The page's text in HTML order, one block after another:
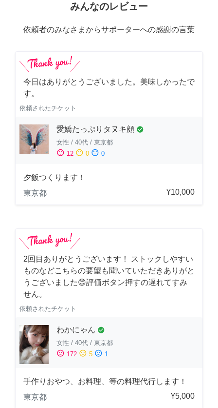
みんなのレビュー
依頼者のみなさまからサポーターへの感謝の言葉
今日はありがとうございました。美味しかったで
す。
依頼されたチケット
愛嬌たっぷりタヌキ顔 check_circle
女性 / 40代 / 東京都
sentiment_satisfied 12 sentiment_neutral 0 sentiment_dissatisfied 0
夕飯つくります！
東京都
¥10,000
2回目ありがとうございます！ ストックしやすい
ものなどこちらの要望も聞いていただきありがと
うございました😊評価ボタン押すの遅れてすみ
せん。
依頼されたチケット
わかにゃん check_circle
女性 / 40代 / 東京都
sentiment_satisfied 172 sentiment_neutral 5 sentiment_dissatisfied 1
手作りおやつ、お料理、等の料理代行します！
東京都
¥5,000